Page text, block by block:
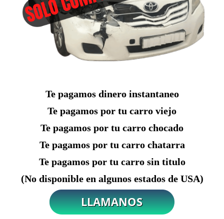
Te pagamos dinero instantaneo
Te pagamos por tu carro viejo
Te pagamos por tu carro chocado
Te pagamos por tu carro chatarra
Te pagamos por tu carro sin titulo
(No disponible en algunos estados de USA)